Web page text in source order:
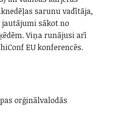
sarunu vadītāja,
sākot no
Viņa runājusi arī
EU konferencēs.
orģinālvalodās